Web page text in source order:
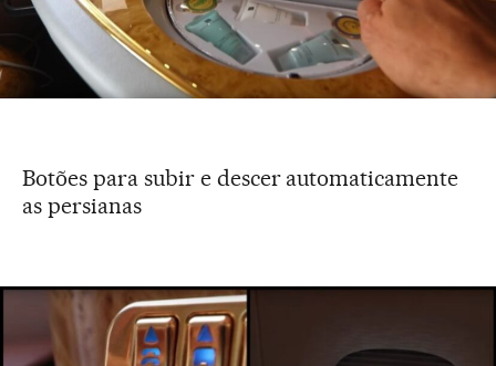
Botões para subir e descer automaticamente
as persianas